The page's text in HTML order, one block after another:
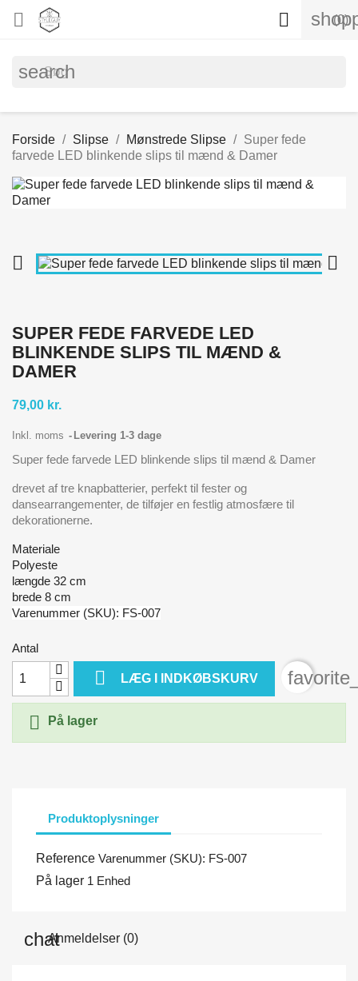
 (0)

search
Forside Slipse Mønstrede Slipse
Super fede
farvede LED blinkende slips til mænd & Damer
 
SUPER FEDE FARVEDE LED
BLINKENDE SLIPS TIL MÆND &
DAMER
79,00 kr.
Inkl. moms Levering 1-3 dage
Super fede farvede LED blinkende slips til mænd & Damer
drevet af tre knapbatterier, perfekt til fester og
dansearrangementer, de tilføjer en festlig atmosfære til
dekorationerne.
Materiale
Polyeste
længde 32 cm
brede 8 cm
Varenummer (SKU): FS-007
Antal
 LÆG I INDKØBSKURV
 På lager
Produktoplysninger
Reference Varenummer (SKU): FS-007
På lager 1 Enhed
Anmeldelser (0)